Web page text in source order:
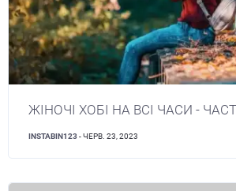
ЖІНОЧІ ХОБІ НА ВСІ ЧАСИ -
INSTABIN123 - ЧЕРВ. 23, 2023